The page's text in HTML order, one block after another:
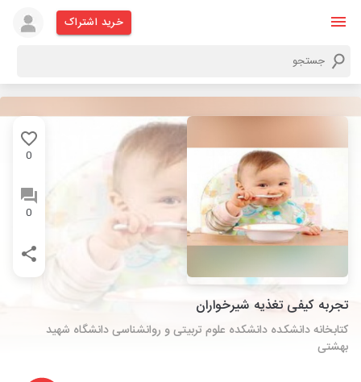
خرید اشتراک
0
0
تجربه کیفی تغذیه شیرخواران
کتابخانه دانشکده دانشکده علوم تربیتی و روانشناسی دانشگاه شهید
بهشتی